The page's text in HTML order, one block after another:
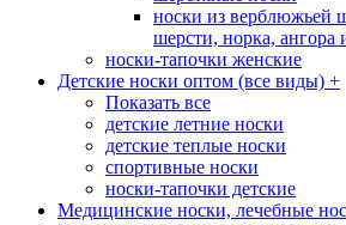
носки из верблюжьей
шерсти, норка, ангора
носки-тапочки женские
Детские носки оптом (все виды) +
Показать все
детские летние носки
детские теплые носки
спортивные носки
носки-тапочки детские
Медицинские носки, лечебные